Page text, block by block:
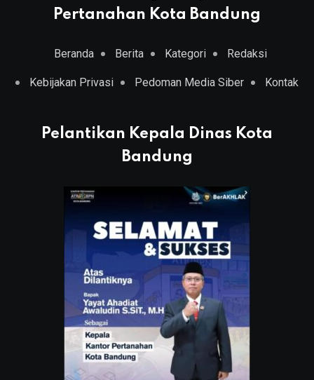
Pertanahan Kota Bandung
Beranda Berita Kategori Redaksi
Kebijakan Privasi Pedoman Media Siber Kontak
Pelantikan Kepala Dinas Kota
Bandung